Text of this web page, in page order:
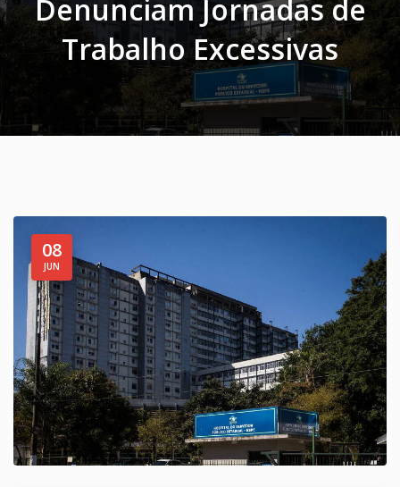
Denunciam Jornadas de
Trabalho Excessivas
08
JUN